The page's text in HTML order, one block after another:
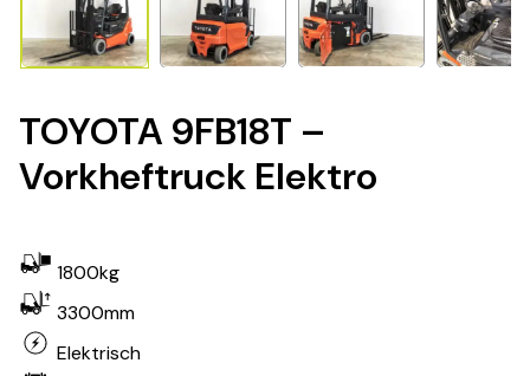
TOYOTA 9FB18T –
Vorkheftruck Elektro
1800kg
3300mm
Elektrisch